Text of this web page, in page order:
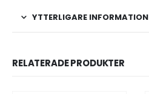
YTTERLIGARE INFORMATION
RELATERADE PRODUKTER